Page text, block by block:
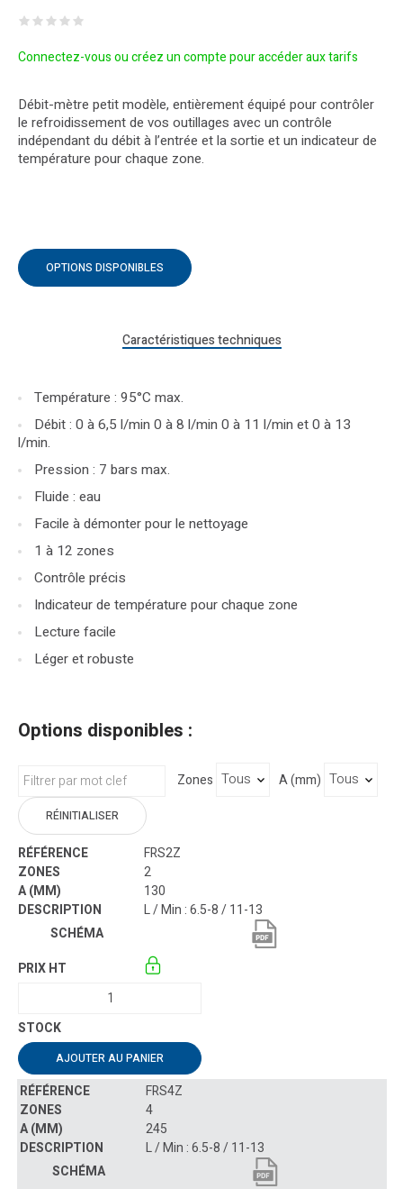
Connectez-vous ou créez un compte pour accéder aux tarifs
Débit-mètre petit modèle, entièrement équipé pour contrôler
le refroidissement de vos outillages avec un contrôle
indépendant du débit à l’entrée et la sortie et un indicateur de
température pour chaque zone.
OPTIONS DISPONIBLES
Caractéristiques techniques
Température : 95°C max.
Débit : 0 à 6,5 l/min 0 à 8 l/min 0 à 11 l/min et 0 à 13
l/min.
Pression : 7 bars max.
Fluide : eau
Facile à démonter pour le nettoyage
1 à 12 zones
Contrôle précis
Indicateur de température pour chaque zone
Lecture facile
Léger et robuste
Options disponibles :
Zones A (mm)
RÉINITIALISER
FRS2Z
2
130
L / Min : 6.5-8 / 11-13
AJOUTER AU PANIER
FRS4Z
4
245
L / Min : 6.5-8 / 11-13